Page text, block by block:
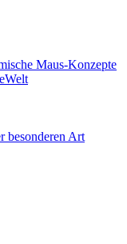
Maus-Konzepte
besonderen Art